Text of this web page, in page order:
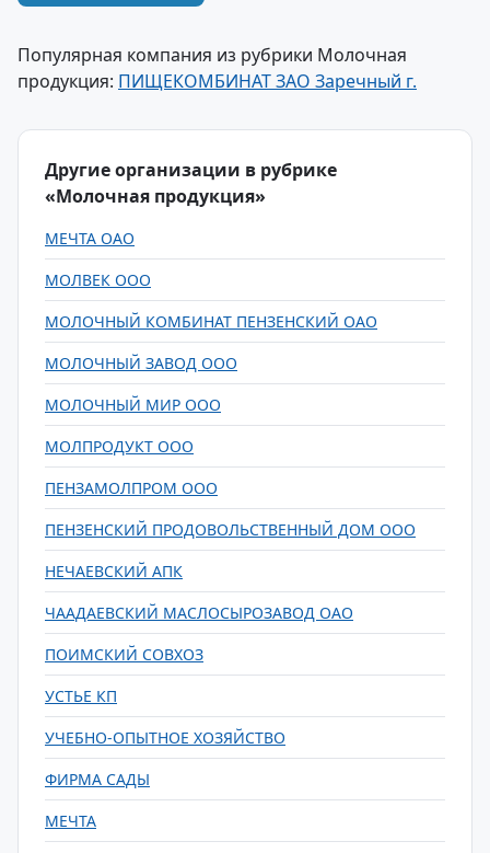
Популярная компания из рубрики Молочная
продукция: ПИЩЕКОМБИНАТ ЗАО Заречный г.
Другие организации в рубрике
«Молочная продукция»
МЕЧТА ОАО
МОЛВЕК ООО
МОЛОЧНЫЙ КОМБИНАТ ПЕНЗЕНСКИЙ ОАО
МОЛОЧНЫЙ ЗАВОД ООО
МОЛОЧНЫЙ МИР ООО
МОЛПРОДУКТ ООО
ПЕНЗАМОЛПРОМ ООО
ПЕНЗЕНСКИЙ ПРОДОВОЛЬСТВЕННЫЙ ДОМ ООО
НЕЧАЕВСКИЙ АПК
ЧААДАЕВСКИЙ МАСЛОСЫРОЗАВОД ОАО
ПОИМСКИЙ СОВХОЗ
УСТЬЕ КП
УЧЕБНО-ОПЫТНОЕ ХОЗЯЙСТВО
ФИРМА САДЫ
МЕЧТА